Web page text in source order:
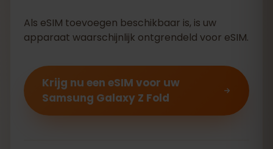
Als eSIM toevoegen beschikbaar is, is uw
apparaat waarschijnlijk ontgrendeld voor eSIM.
Krijg nu een eSIM voor uw
Samsung Galaxy Z Fold